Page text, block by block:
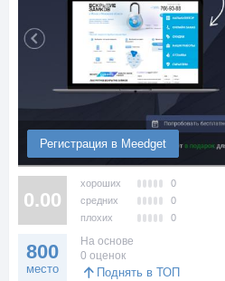
Регистрация в Meedget
0.00
хороших
0
средних
0
плохих
0
800
место
На основе
0 оценок
Поднять в ТОП